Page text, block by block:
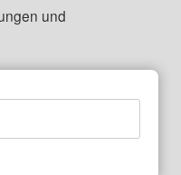
und